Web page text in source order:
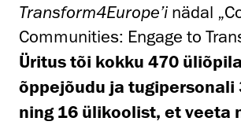
Transform4Europe’i nädal
Communities: Engage to
Üritus tõi kokku 470
õppejõudu ja tugipersonali
ning 16 ülikoolist, et veeta